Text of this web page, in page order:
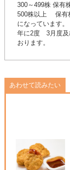
300～499株 保有
500株以上 保有
になっています。
年に2度 3月度及
おります。
あわせて読みたい